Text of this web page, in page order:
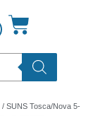
/ SUNS Tosca/Nova 5-